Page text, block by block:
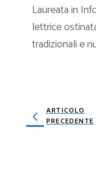
Laureata in
lettrice
tradizionali e
ARTICOLO
PRECEDENTE